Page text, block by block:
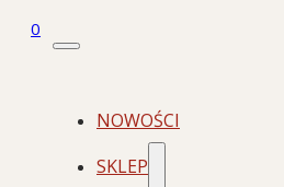
0
NOWOŚCI
SKLEP